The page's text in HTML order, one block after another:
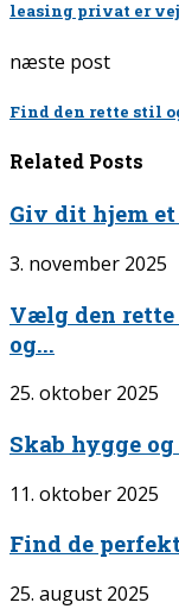
leasing privat er
næste post
Find den rette stil
Related Posts
Giv dit hjem
3. november 2025
Vælg den
og...
25. oktober 2025
Skab hygge
11. oktober 2025
Find de
25. august 2025